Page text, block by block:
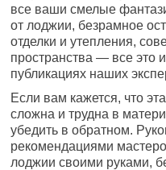
все ваши смелые
от лоджии, безрамное
отделки и утепления,
пространства — все это
публикациях наших
Если вам кажется, что
сложна и трудна в
убедить в обратном.
рекомендациями
лоджии своими руками,